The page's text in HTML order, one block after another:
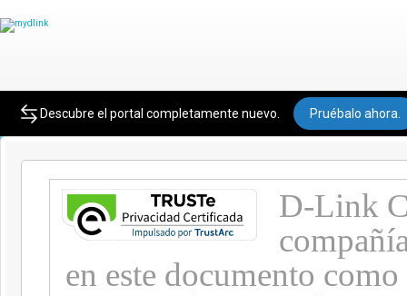
Descubre el portal completamente nuevo. Pruébalo ahora.
Política de privacidad